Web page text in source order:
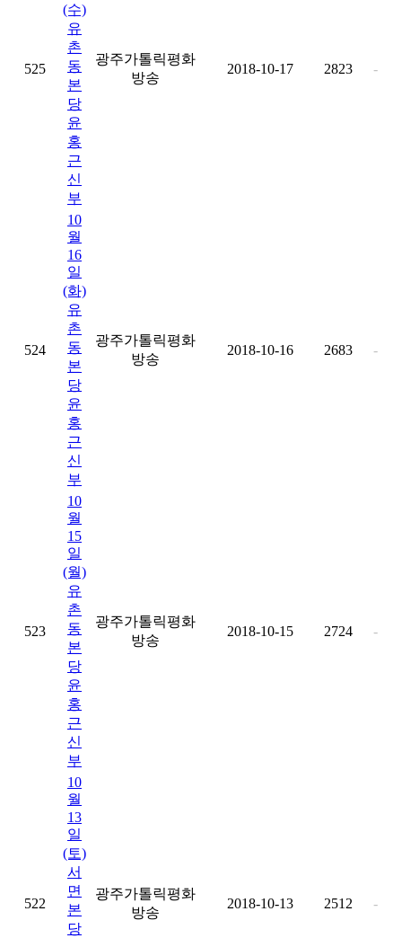
525
(수)
유
촌
동
본
당
윤
홍
근
신
부
광주가톨릭평화
방송
2018-10-17 2823 -
524
10
월
16
일
(화)
유
촌
동
본
당
윤
홍
근
신
부
광주가톨릭평화
방송
2018-10-16 2683 -
523
10
월
15
일
(월)
유
촌
동
본
당
윤
홍
근
신
부
광주가톨릭평화
방송
2018-10-15 2724 -
522
10
월
13
일
(토)
서
면
본
당
광주가톨릭평화
방송
2018-10-13 2512 -